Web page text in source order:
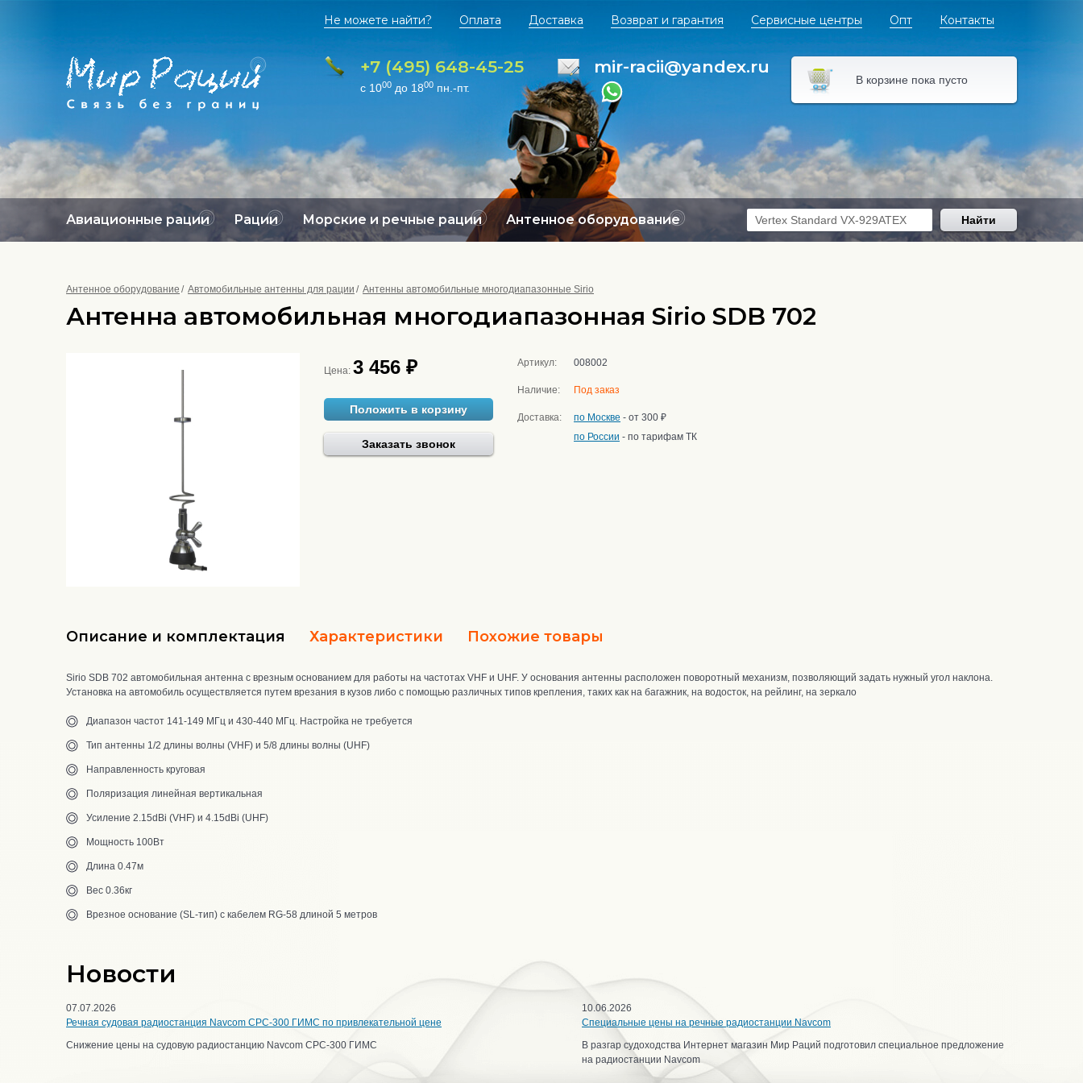
Не можете найти? Оплата Доставка Возврат и гарантия Сервисные центры Опт Контакты
+7 (495) 648-45-25
с 1000 до 1800 пн.-пт.
mir-racii@yandex.ru
В корзине пока пусто
Авиационные рации Рации Морские и речные рации Антенное оборудование Найти
Антенное оборудование Автомобильные антенны для рации Антенны автомобильные многодиапазонные Sirio
Антенна автомобильная многодиапазонная Sirio SDB 702
Цена: 3 456 ₽
Положить в корзину
Заказать звонок
Артикул: 008002
Наличие: Под заказ
Доставка: по Москве - от 300 ₽
по России - по тарифам ТК
Описание и комплектация Характеристики Похожие товары
Sirio SDB 702 автомобильная антенна с врезным основанием для работы на частотах VHF и UHF. У основания антенны расположен поворотный механизм, позволяющий задать нужный угол наклона.
Установка на автомобиль осуществляется путем врезания в кузов либо с помощью различных типов крепления, таких как на багажник, на водосток, на рейлинг, на зеркало
Диапазон частот 141-149 МГц и 430-440 МГц. Настройка не требуется
Тип антенны 1/2 длины волны (VHF) и 5/8 длины волны (UHF)
Направленность круговая
Поляризация линейная вертикальная
Усиление 2.15dBi (VHF) и 4.15dBi (UHF)
Мощность 100Вт
Длина 0.47м
Вес 0.36кг
Врезное основание (SL-тип) с кабелем RG-58 длиной 5 метров
Новости
07.07.2026
Речная судовая радиостанция Navcom CPC-300 ГИМС по привлекательной цене
Снижение цены на судовую радиостанцию Navcom CPC-300 ГИМС
10.06.2026
Специальные цены на речные радиостанции Navcom
В разгар судоходства Интернет магазин Мир Раций подготовил специальное предложение
на радиостанции Navcom